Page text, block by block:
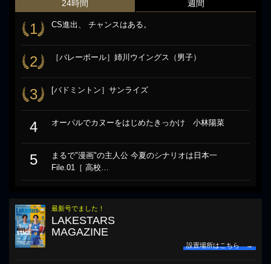
24時間
1 CS進出、 チャンスはある。
2 ［バレーボール］姉川ウイングス（男子）
3 [バドミントン］サンライズ
4 オーパルでカヌーをはじめたきっかけ 小林陽菜
5
まるで"漫画"の主人公 今夏のシナリオは日本一
File.01［ 高校…
週間
最新号でました！
LAKESTARS
MAGAZINE
設置場所はこちら →